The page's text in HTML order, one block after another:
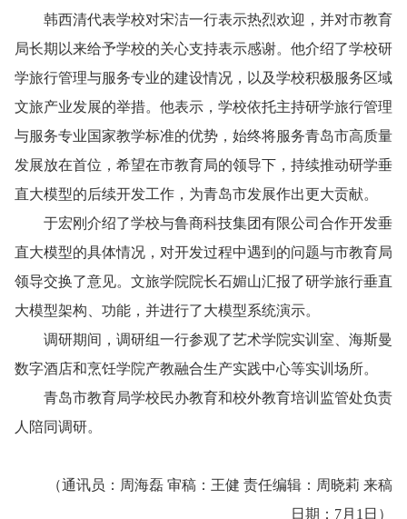
韩西清代表学校对宋洁一行表示热烈欢迎，并对市教育
局长期以来给予学校的关心支持表示感谢。他介绍了学校研
学旅行管理与服务专业的建设情况，以及学校积极服务区域
文旅产业发展的举措。他表示，学校依托主持研学旅行管理
与服务专业国家教学标准的优势，始终将服务青岛市高质量
发展放在首位，希望在市教育局的领导下，持续推动研学垂
直大模型的后续开发工作，为青岛市发展作出更大贡献。
于宏刚介绍了学校与鲁商科技集团有限公司合作开发垂
直大模型的具体情况，对开发过程中遇到的问题与市教育局
领导交换了意见。文旅学院院长石媚山汇报了研学旅行垂直
大模型架构、功能，并进行了大模型系统演示。
调研期间，调研组一行参观了艺术学院实训室、海斯曼
数字酒店和烹饪学院产教融合生产实践中心等实训场所。
青岛市教育局学校民办教育和校外教育培训监管处负责
人陪同调研。
（通讯员：周海磊 审稿：王健 责任编辑：周晓莉 来稿
日期：7月1日）